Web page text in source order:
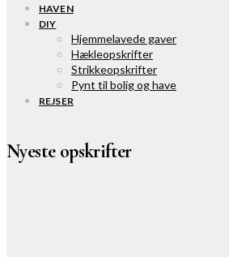
HAVEN
DIY
Hjemmelavede gaver
Hækleopskrifter
Strikkeopskrifter
Pynt til bolig og have
REJSER
Nyeste opskrifter